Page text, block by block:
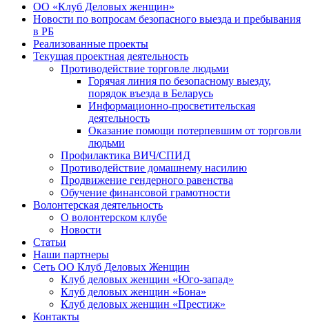
ОО «Клуб Деловых женщин»
Новости по вопросам безопасного выезда и пребывания
в РБ
Реализованные проекты
Текущая проектная деятельность
Противодействие торговле людьми
Горячая линия по безопасному выезду,
порядок въезда в Беларусь
Информационно-просветительская
деятельность
Оказание помощи потерпевшим от торговли
людьми
Профилактика ВИЧ/СПИД
Противодействие домашнему насилию
Продвижение гендерного равенства
Обучение финансовой грамотности
Волонтерская деятельность
О волонтерском клубе
Новости
Статьи
Наши партнеры
Сеть ОО Клуб Деловых Женщин
Клуб деловых женщин «Юго-запад»
Клуб деловых женщин «Бона»
Клуб деловых женщин «Престиж»
Контакты